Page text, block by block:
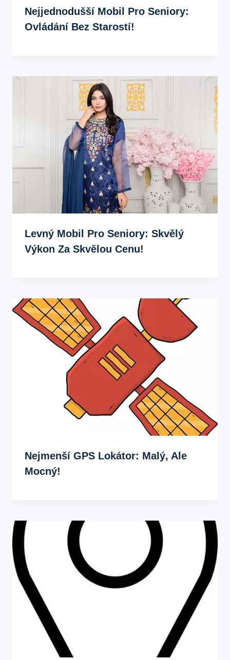
Nejjednodušší Mobil Pro Seniory:
Ovládání Bez Starostí!
Levný Mobil Pro Seniory: Skvělý
Výkon Za Skvělou Cenu!
Nejmenší GPS Lokátor: Malý, Ale
Mocný!